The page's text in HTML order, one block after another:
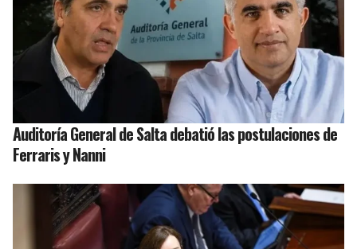
Auditoría General de Salta debatió las postulaciones de
Ferraris y Nanni